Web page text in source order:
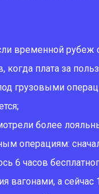
временной рубеж
когда плата за
грузовыми
более
операциям:
6 часов
вагонами, а сейчас